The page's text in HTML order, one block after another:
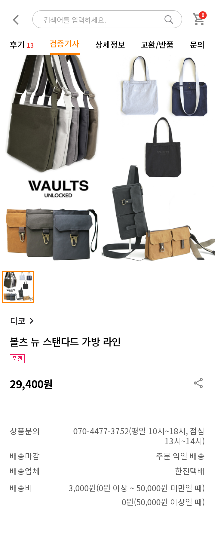
0
후기 13 검증기사 상세정보 교환/반품 문의
디코
볼츠 뉴 스탠다드 가방 라인
29,400원
상품문의
070-4477-3752(평일 10시~18시, 점심
13시~14시)
배송마감
주문 익일 배송
배송업체
한진택배
배송비
3,000원(0원 이상 ~ 50,000원 미만일 때)
0원(50,000원 이상일 때)